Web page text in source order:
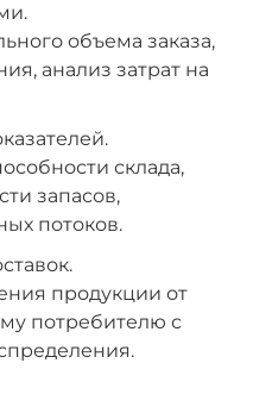
объема заказа,
анализ затрат на
склада,
запасов,
потоков.
продукции от
потребителю с